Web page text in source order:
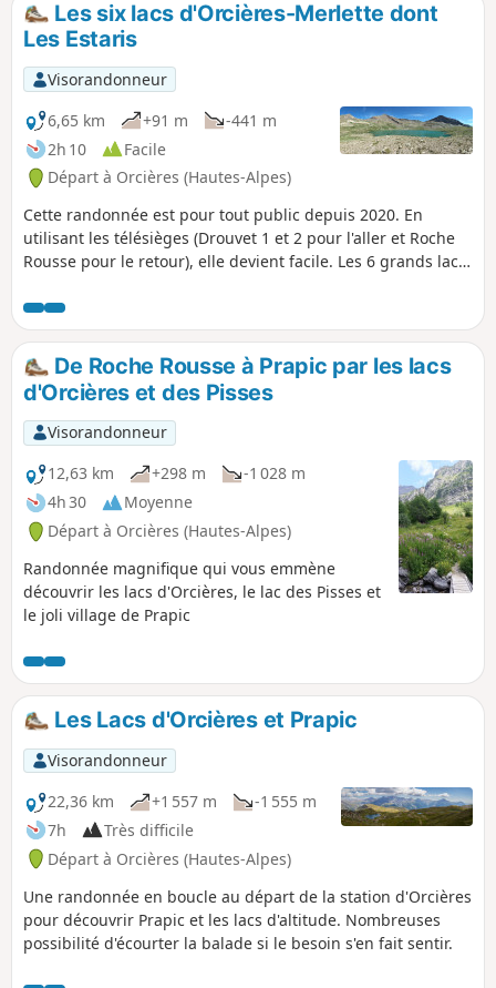
p
Les six lacs d'Orcières-Merlette dont
Les Estaris
Visorandonneur
6,65 km
+91 m
-441 m
2h 10
Facile
Départ à Orcières (Hautes-Alpes)
Cette randonnée est pour tout public depuis 2020. En
utilisant les télésièges (Drouvet 1 et 2 pour l'aller et Roche
Rousse pour le retour), elle devient facile. Les 6 grands lacs
Col de Freissinières est possible. Les paysages sont
somptueux, en particulier au point de départ au sommet du
Drouvet. Les lacs sont tous de grande beauté avec une
grande diversité.
De Roche Rousse à Prapic par les lacs
d'Orcières et des Pisses
Visorandonneur
12,63 km
+298 m
-1 028 m
4h 30
Moyenne
Départ à Orcières (Hautes-Alpes)
Randonnée magnifique qui vous emmène
découvrir les lacs d'Orcières, le lac des Pisses et
le joli village de Prapic
Les Lacs d'Orcières et Prapic
Visorandonneur
22,36 km
+1 557 m
-1 555 m
7h
Très difficile
Départ à Orcières (Hautes-Alpes)
Une randonnée en boucle au départ de la station d'Orcières
pour découvrir Prapic et les lacs d'altitude. Nombreuses
possibilité d'écourter la balade si le besoin s'en fait sentir.